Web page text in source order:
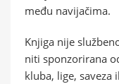
među navijačima.
Knjiga nije
niti sponzorirana
kluba, lige, saveza